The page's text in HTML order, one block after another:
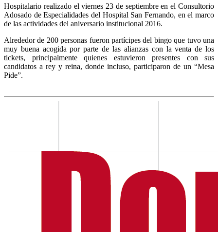
Hospitalario realizado el viernes 23 de septiembre en el Consultorio
Adosado de Especialidades del Hospital San Fernando, en el marco
de las actividades del aniversario institucional 2016.
Alrededor de 200 personas fueron partícipes del bingo que tuvo una
muy buena acogida por parte de las alianzas con la venta de los
tickets, principalmente quienes estuvieron presentes con sus
candidatos a rey y reina, donde incluso, participaron de un “Mesa
Pide”.